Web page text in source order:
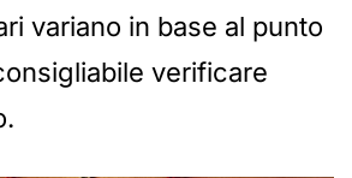
variano in base al punto
verificare